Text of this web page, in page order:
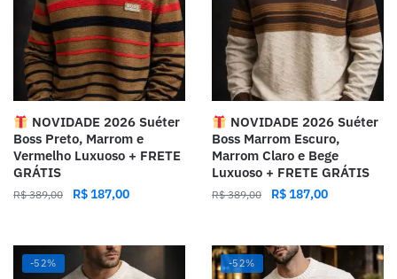
NOVIDADE 2026 Suéter
Boss Preto, Marrom e
Vermelho Luxuoso + FRETE
GRÁTIS
R$389,00 R$187,00
NOVIDADE 2026 Suéter
Boss Marrom Escuro,
Marrom Claro e Bege
Luxuoso + FRETE GRÁTIS
R$389,00 R$187,00
-52% -52%